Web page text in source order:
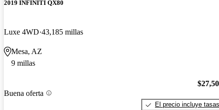
2019 INFINITI QX80
Luxe 4WD 43,185 millas
Mesa, AZ
9 millas
Buena oferta
El precio incluye tasas